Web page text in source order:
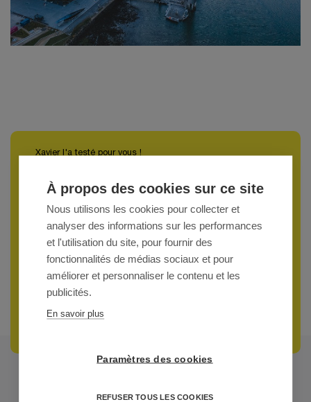
À propos des cookies sur ce site
Nous utilisons les cookies pour collecter et
analyser des informations sur les performances
et l'utilisation du site, pour fournir des
fonctionnalités de médias sociaux et pour
améliorer et personnaliser le contenu et les
publicités.
En savoir plus
Paramètres des cookies
REFUSER TOUS LES COOKIES
Xavier l'a testé pour vous !